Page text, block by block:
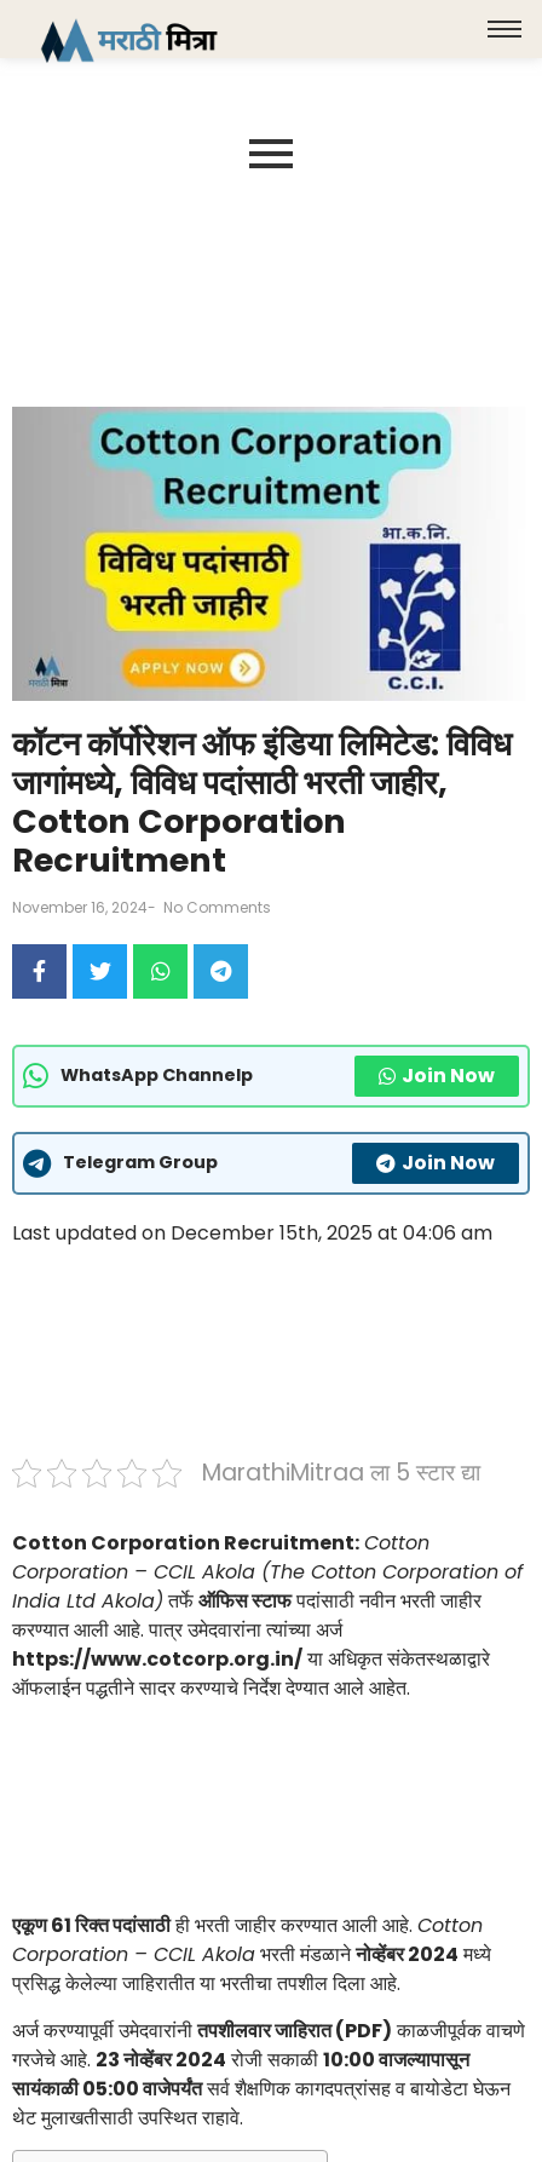
कॉटन कॉर्पोरेशन ऑफ इंडिया लिमिटेड: विविध
जागांमध्ये, विविध पदांसाठी भरती जाहीर,
Cotton Corporation
Recruitment
November 16, 2024- No Comments
WhatsApp Channelp Join Now
Telegram Group Join Now
Last updated on December 15th, 2025 at 04:06 am
MarathiMitraa ला 5 स्टार द्या
Cotton Corporation Recruitment:Cotton
Corporation – CCIL Akola (The Cotton Corporation of
India Ltd Akola)तर्फेऑफिस स्टाफपदांसाठी नवीन भरती जाहीर
करण्यात आली आहे. पात्र उमेदवारांना त्यांच्या अर्ज
https://www.cotcorp.org.in/या अधिकृत संकेतस्थळाद्वारे
ऑफलाईन पद्धतीने सादर करण्याचे निर्देश देण्यात आले आहेत.
एकूण 61 रिक्त पदांसाठीही भरती जाहीर करण्यात आली आहे. Cotton
Corporation – CCIL Akolaभरती मंडळानेनोव्हेंबर 2024मध्ये
प्रसिद्ध केलेल्या जाहिरातीत या भरतीचा तपशील दिला आहे.
अर्ज करण्यापूर्वी उमेदवारांनीतपशीलवार जाहिरात (PDF)काळजीपूर्वक वाचणे
गरजेचे आहे. 23 नोव्हेंबर 2024रोजी सकाळी10:00 वाजल्यापासून
सायंकाळी 05:00 वाजेपर्यंतसर्व शैक्षणिक कागदपत्रांसह व बायोडेटा घेऊन
थेट मुलाखतीसाठी उपस्थित राहावे.